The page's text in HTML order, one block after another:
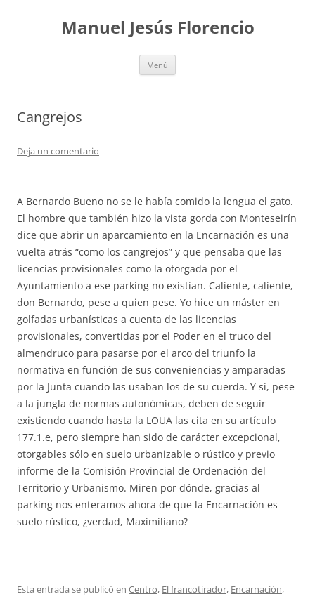
contenidoManuel Jesús Florencio
Menú
Cangrejos
Deja un comentario
A Bernardo Bueno no se le había comido la lengua el gato.
El hombre que también hizo la vista gorda con Monteseirín
dice que abrir un aparcamiento en la Encarnación es una
vuelta atrás “como los cangrejos” y que pensaba que las
licencias provisionales como la otorgada por el
Ayuntamiento a ese parking no existían. Caliente, caliente,
don Bernardo, pese a quien pese. Yo hice un máster en
golfadas urbanísticas a cuenta de las licencias
provisionales, convertidas por el Poder en el truco del
almendruco para pasarse por el arco del triunfo la
normativa en función de sus conveniencias y amparadas
por la Junta cuando las usaban los de su cuerda. Y sí, pese
a la jungla de normas autonómicas, deben de seguir
existiendo cuando hasta la LOUA las cita en su artículo
177.1.e, pero siempre han sido de carácter excepcional,
otorgables sólo en suelo urbanizable o rústico y previo
informe de la Comisión Provincial de Ordenación del
Territorio y Urbanismo. Miren por dónde, gracias al
parking nos enteramos ahora de que la Encarnación es
suelo rústico, ¿verdad, Maximiliano?
Esta entrada se publicó en Centro, El francotirador, Encarnación,